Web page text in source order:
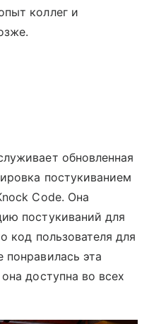
коллег и
обновленная
постукиванием
Code. Она
постукиваний для
код пользователя для
эта
доступна во всех